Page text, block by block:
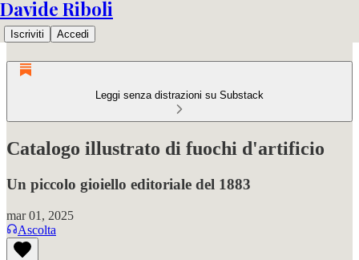
Davide Riboli
Iscriviti Accedi
Leggi senza distrazioni su Substack
Catalogo illustrato di fuochi d'artificio
Un piccolo gioiello editoriale del 1883
mar 01, 2025
Ascolta